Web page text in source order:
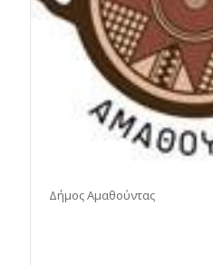
Δήμος Αμαθούντας